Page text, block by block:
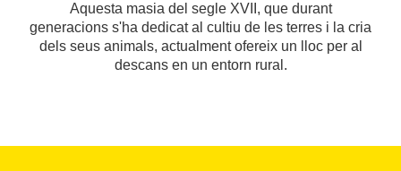
Aquesta masia del segle XVII, que durant
generacions s'ha dedicat al cultiu de les terres i la cria
dels seus animals, actualment ofereix un lloc per al
descans en un entorn rural.